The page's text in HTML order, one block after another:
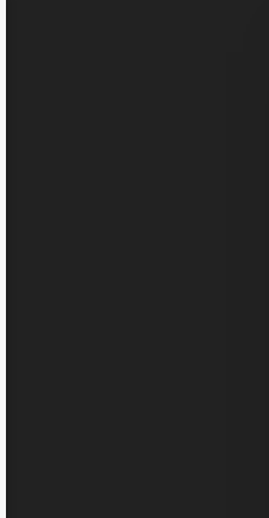
Sketchbook5,
Sketchbook5,